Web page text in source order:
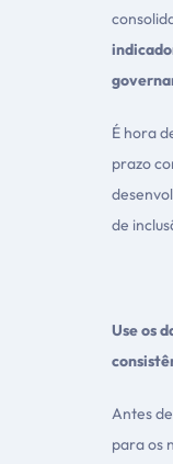
É hora
prazo
de
Use os
Antes
para os